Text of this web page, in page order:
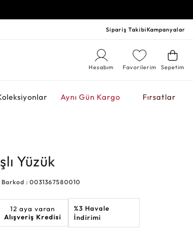
Sipariş TakibiKampanyalar
Sepetim
Favorilerim
Hesabım
Aynı Gün Kargo Fırsatlar
Yüzük
Barkod : 0031367580010
12 aya varan
Alışveriş Kredisi
%3 Havale
İndirimi